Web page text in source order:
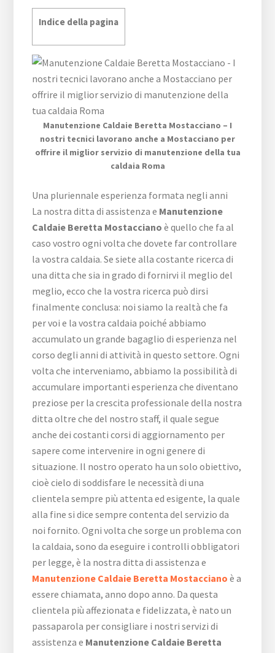
Indice della pagina
Manutenzione Caldaie Beretta Mostacciano – I
nostri tecnici lavorano anche a Mostacciano per
offrire il miglior servizio di manutenzione della tua
caldaia Roma
Una pluriennale esperienza formata negli anni
La nostra ditta di assistenza e Manutenzione
Caldaie Beretta Mostacciano è quello che fa al
caso vostro ogni volta che dovete far controllare
la vostra caldaia. Se siete alla costante ricerca di
una ditta che sia in grado di fornirvi il meglio del
meglio, ecco che la vostra ricerca può dirsi
finalmente conclusa: noi siamo la realtà che fa
per voi e la vostra caldaia poiché abbiamo
accumulato un grande bagaglio di esperienza nel
corso degli anni di attività in questo settore. Ogni
volta che interveniamo, abbiamo la possibilità di
accumulare importanti esperienza che diventano
preziose per la crescita professionale della nostra
ditta oltre che del nostro staff, il quale segue
anche dei costanti corsi di aggiornamento per
sapere come intervenire in ogni genere di
situazione. Il nostro operato ha un solo obiettivo,
cioè cielo di soddisfare le necessità di una
clientela sempre più attenta ed esigente, la quale
alla fine si dice sempre contenta del servizio da
noi fornito. Ogni volta che sorge un problema con
la caldaia, sono da eseguire i controlli obbligatori
per legge, è la nostra ditta di assistenza e
Manutenzione Caldaie Beretta Mostacciano è a
essere chiamata, anno dopo anno. Da questa
clientela più affezionata e fidelizzata, è nato un
passaparola per consigliare i nostri servizi di
assistenza e Manutenzione Caldaie Beretta